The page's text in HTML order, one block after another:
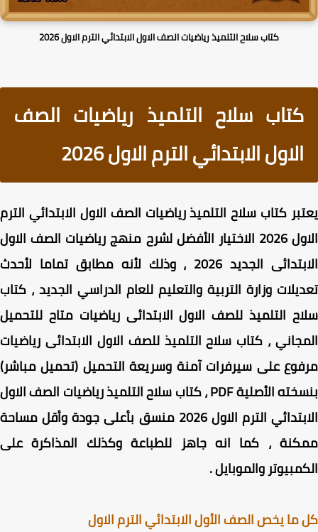
كتاب سلاح التلميذ رياضيات الصف الاول الابتدائي الترم الاول 2026
كتاب سلاح التلميذ رياضيات الصف
الاول الابتدائي الترم الاول 2026
كتاب سلاح التلميذ رياضيات الصف الاول الابتدائي الترم
الاول 2026 الاختيار الأفضل لشرح منهج رياضيات الصف الاول
الابتدائى الجديد 2026 ، وذلك لأنه مطابق تماما لأحدث
وزارة التربية والتعليم للعام الدراسي الجديد ، كتاب
التلميذ للصف الاول الابتدائى رياضيات متاح للتحميل
، كتاب سلاح التلميذ للصف الاول الابتدائى رياضيات
على سيرفرات آمنة وسريعة التحميل (تحميل مباشر)
بنسخته الأصلية PDF ، كتاب سلاح التلميذ رياضيات الصف الاول
الابتدائي الترم الاول 2026 منسق بأعلى جودة وأقل مساحة
، كما انه جاهز للطباعة وكذلك المذاكرة على
والموبايل .
يخص الصف الأول الابتدائي الترم الاول